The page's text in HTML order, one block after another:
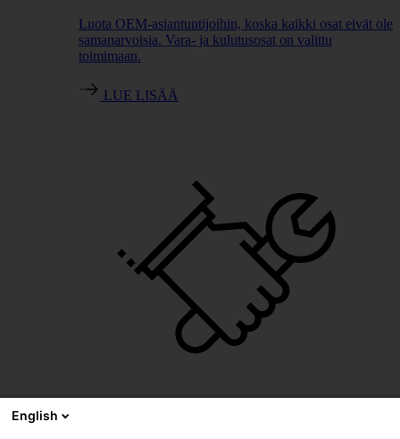
Luota OEM-asiantuntijoihin, koska kaikki osat eivät ole
samanarvoisia. Vara- ja kulutusosat on valittu
toimimaan.
LUE LISÄÄ
English